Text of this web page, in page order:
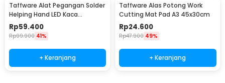
Taffware Alat Pegangan Solder
Helping Hand LED Kaca
Pembesar 3.5X - TE-801
Rp59.400
Rp99.900 41%
+ Keranjang
Taffware Alas Potong Work
Cutting Mat Pad A3 45x30cm
Rp24.600
Rp47.900 49%
+ Keranjang